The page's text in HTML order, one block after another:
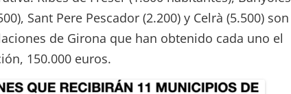
Sant Pere Pescador (2.200) y Celrà (5.500) son
de Girona que han obtenido cada uno el
150.000 euros.